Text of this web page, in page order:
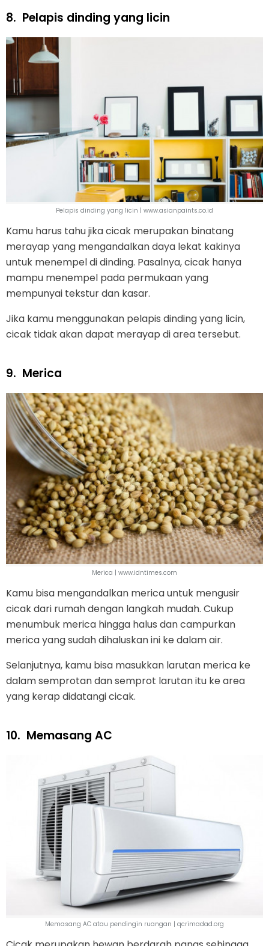
8. Pelapis dinding yang licin
Pelapis dinding yang licin | www.asianpaints.co.id
Kamu harus tahu jika cicak merupakan binatang
merayap yang mengandalkan daya lekat kakinya
untuk menempel di dinding. Pasalnya, cicak hanya
mampu menempel pada permukaan yang
mempunyai tekstur dan kasar.
Jika kamu menggunakan pelapis dinding yang licin,
cicak tidak akan dapat merayap di area tersebut.
9. Merica
Merica | www.idntimes.com
Kamu bisa mengandalkan merica untuk mengusir
cicak dari rumah dengan langkah mudah. Cukup
menumbuk merica hingga halus dan campurkan
merica yang sudah dihaluskan ini ke dalam air.
Selanjutnya, kamu bisa masukkan larutan merica ke
dalam semprotan dan semprot larutan itu ke area
yang kerap didatangi cicak.
10. Memasang AC
Memasang AC atau pendingin ruangan | qcrimadad.org